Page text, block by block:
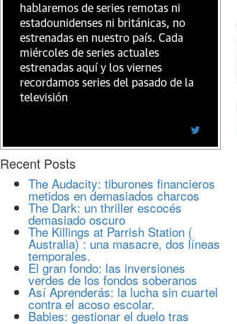
hablaremos de series remotas ni
estadounidenses ni británicas, no
estrenadas en nuestro país. Cada
miércoles de series actuales
estrenadas aquí y los viernes
recordamos series del pasado de la
televisión
Recent Posts
The Audacity: tiburones financieros
metidos en demasiados charcos
The Dark: un thriller escocés
demasiado oscuro
The Killings at Parrish Station (
Australia) : una masacre, dos líneas
temporales.
El gran fondo: las inversiones
verdes de los fondos soberanos
Así Aprenderás: la lucha sin cuartel
contra el acoso escolar.
Babies: gestionar el duelo tras